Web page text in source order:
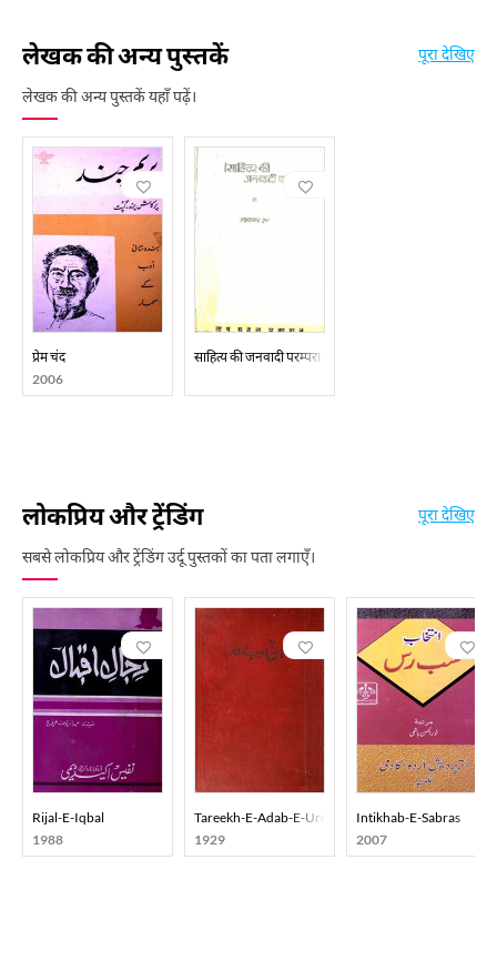
लेखक की अन्य पुस्तकें
लेखक की अन्य पुस्तकें यहाँ पढ़ें।
पूरा देखिए
प्रेम चंद
2006
साहित्य की जनवादी परम्परा
लोकप्रिय और ट्रेंडिंग
सबसे लोकप्रिय और ट्रेंडिंग उर्दू पुस्तकों का पता लगाएँ।
पूरा देखिए
Rijal-E-Iqbal
1988
Tareekh-E-Adab-E-Urdu
1929
Intikhab-E-Sabras
2007